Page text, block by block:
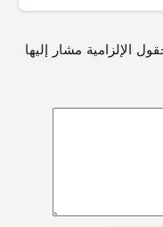
الإلزامية مشار إليها